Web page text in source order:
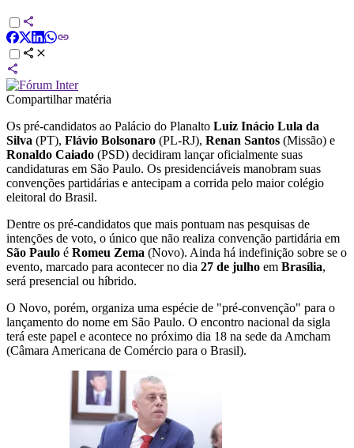
Compartilhar matéria
Os pré-candidatos ao Palácio do Planalto Luiz Inácio Lula da
Silva (PT), Flávio Bolsonaro (PL-RJ), Renan Santos (Missão) e
Ronaldo Caiado (PSD) decidiram lançar oficialmente suas
candidaturas em São Paulo. Os presidenciáveis manobram suas
convenções partidárias e antecipam a corrida pelo maior colégio
eleitoral do Brasil.
Dentre os pré-candidatos que mais pontuam nas pesquisas de
intenções de voto, o único que não realiza convenção partidária em
São Paulo é Romeu Zema (Novo). Ainda há indefinição sobre se o
evento, marcado para acontecer no dia 27 de julho em Brasília,
será presencial ou híbrido.
O Novo, porém, organiza uma espécie de "pré-convenção" para o
lançamento do nome em São Paulo. O encontro nacional da sigla
terá este papel e acontece no próximo dia 18 na sede da Amcham
(Câmara Americana de Comércio para o Brasil).